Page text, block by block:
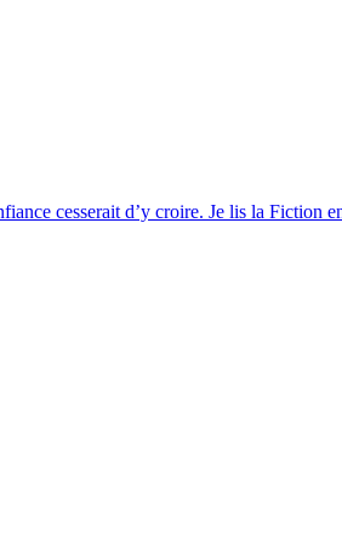
cesserait d’y croire. Je lis la Fiction